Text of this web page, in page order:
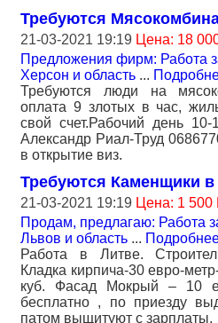
Требуются
21-03-2021 19:19 Цена: 18
Предложения фирм: Работа
Херсон и область ...
Требуются люди на
оплата 9 злотых в час,
свой счет.Рабочий день
Александр Риал-Труд
в открытие виз.
Требуются Каменщики в
21-03-2021 19:19 Цена: 1 500
Продам, предлагаю: Работа
Львов и область ...
Работа в Литве.
Кладка кирпича-30 евро-
куб. Фасад Мокрый – 10
бесплатно , по приезду
патом выщитуют с зарплаты.